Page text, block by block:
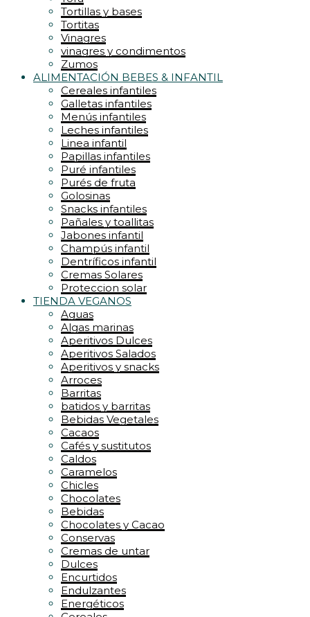
Tortillas y bases
Tortitas
Vinagres
vinagres y condimentos
Zumos
ALIMENTACIÓN BEBES & INFANTIL
Cereales infantiles
Galletas infantiles
Menús infantiles
Leches infantiles
Linea infantil
Papillas infantiles
Puré infantiles
Purés de fruta
Golosinas
Snacks infantiles
Pañales y toallitas
Jabones infantil
Champús infantil
Dentríficos infantil
Cremas Solares
Proteccion solar
TIENDA VEGANOS
Aguas
Algas marinas
Aperitivos Dulces
Aperitivos Salados
Aperitivos y snacks
Arroces
Barritas
batidos y barritas
Bebidas Vegetales
Cacaos
Cafés y sustitutos
Caldos
Caramelos
Chicles
Chocolates
Bebidas
Chocolates y Cacao
Conservas
Cremas de untar
Dulces
Encurtidos
Endulzantes
Energéticos